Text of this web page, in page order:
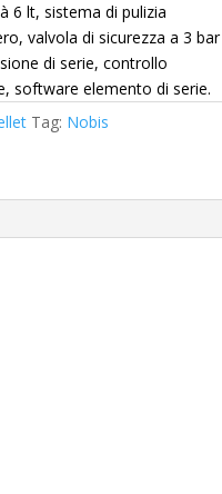
6 lt, sistema di pulizia
valvola di sicurezza a 3 bar
di serie, controllo
software elemento di serie.
Tag: Nobis